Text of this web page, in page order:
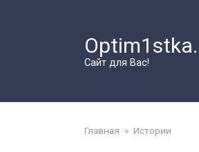
Сайт для Вас!
Главная » Истории